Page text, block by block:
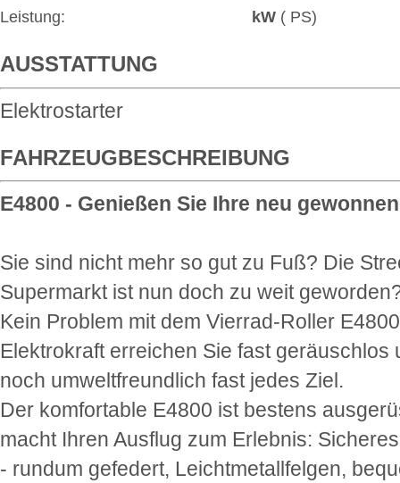
Leistung:
kW ( PS)
AUSSTATTUNG
Elektrostarter
FAHRZEUGBESCHREIBUNG
E4800 - Genießen Sie Ihre neu
Sie sind nicht mehr so gut zu Fuß? Die
Supermarkt ist nun doch zu weit
Kein Problem mit dem Vierrad-Roller
Elektrokraft erreichen Sie fast geräuschlos
noch umweltfreundlich fast jedes Ziel.
Der komfortable E4800 ist bestens
macht Ihren Ausflug zum Erlebnis:
- rundum gefedert, Leichtmetallfelgen,